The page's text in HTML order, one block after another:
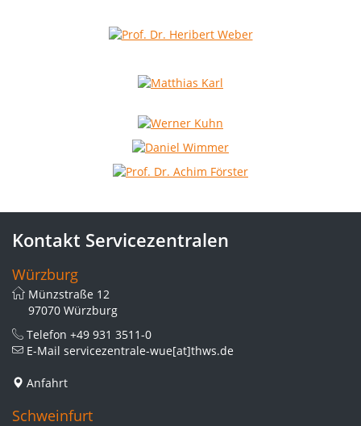
Kontakt Servicezentralen
Würzburg
Münzstraße 12
97070 Würzburg
Telefon +49 931 3511-0
E-Mail servicezentrale-wue[at]thws.de
Anfahrt
Schweinfurt